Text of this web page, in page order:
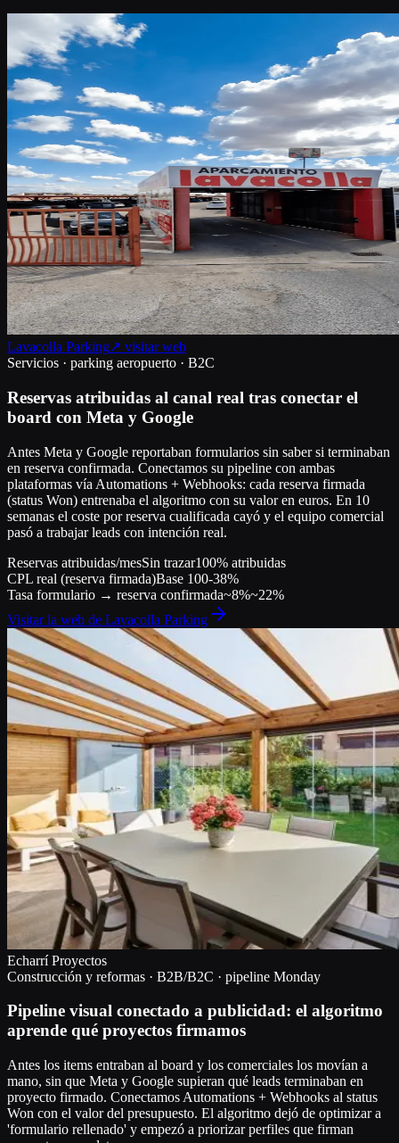
Lavacolla Parking↗ visitar web
Servicios · parking aeropuerto · B2C
Reservas atribuidas al canal real tras conectar el
board con Meta y Google
Antes Meta y Google reportaban formularios sin saber si terminaban
en reserva confirmada. Conectamos su pipeline con ambas
plataformas vía Automations + Webhooks: cada reserva firmada
(status Won) entrenaba el algoritmo con su valor en euros. En 10
semanas el coste por reserva cualificada cayó y el equipo comercial
pasó a trabajar leads con intención real.
Reservas atribuidas/mesSin trazar100% atribuidas
CPL real (reserva firmada)Base 100-38%
Tasa formulario → reserva confirmada~8%~22%
Visitar la web de Lavacolla Parking
Echarrí Proyectos
Construcción y reformas · B2B/B2C · pipeline Monday
Pipeline visual conectado a publicidad: el algoritmo
aprende qué proyectos firmamos
Antes los items entraban al board y los comerciales los movían a
mano, sin que Meta y Google supieran qué leads terminaban en
proyecto firmado. Conectamos Automations + Webhooks al status
Won con el valor del presupuesto. El algoritmo dejó de optimizar a
'formulario rellenado' y empezó a priorizar perfiles que firman